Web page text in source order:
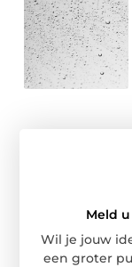
Meld
Wil je jouw
een groter